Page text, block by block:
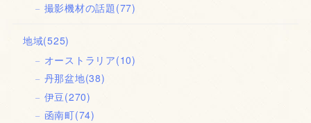
撮影機材の話題(77)
地域(525)
オーストラリア(10)
丹那盆地(38)
伊豆(270)
函南町(74)